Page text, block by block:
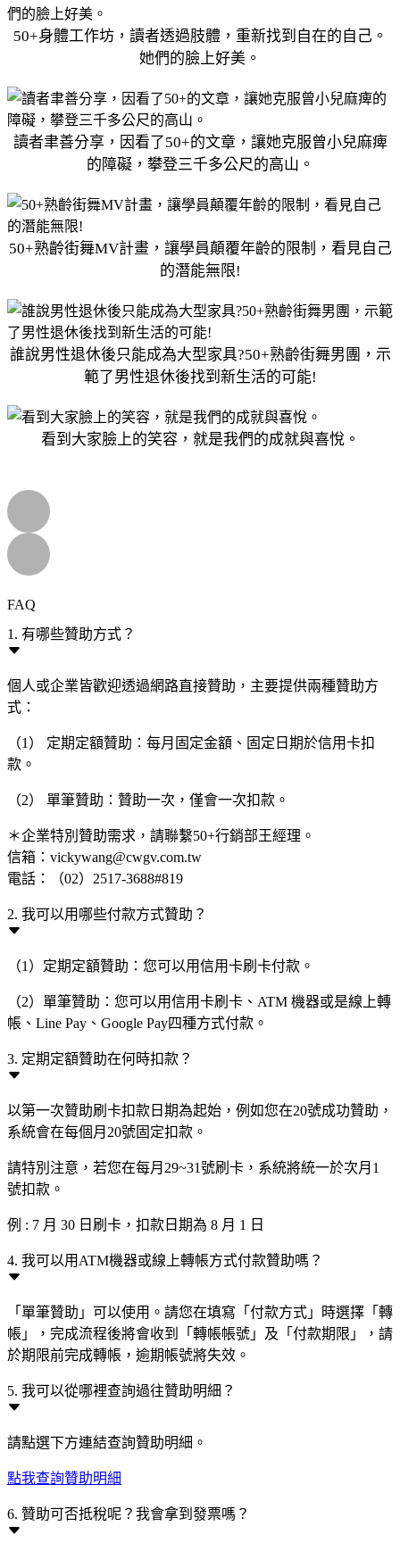
50+身體工作坊，讀者透過肢體，重新找到自在的自己。
她們的臉上好美。
讀者聿善分享，因看了50+的文章，讓她克服曾小兒麻痺
的障礙，攀登三千多公尺的高山。
50+熟齡街舞MV計畫，讓學員顛覆年齡的限制，看見自己
的潛能無限!
誰說男性退休後只能成為大型家具?50+熟齡街舞男團，示
範了男性退休後找到新生活的可能!
看到大家臉上的笑容，就是我們的成就與喜悅。
FAQ
1. 有哪些贊助方式？
個人或企業皆歡迎透過網路直接贊助，主要提供兩種贊助方
式：
（1） 定期定額贊助：每月固定金額、固定日期於信用卡扣
款。
（2） 單筆贊助：贊助一次，僅會一次扣款。
＊企業特別贊助需求，請聯繫50+行銷部王經理。
信箱：vickywang@cwgv.com.tw
電話：（02）2517-3688#819
2. 我可以用哪些付款方式贊助？
（1）定期定額贊助：您可以用信用卡刷卡付款。
（2）單筆贊助：您可以用信用卡刷卡、ATM 機器或是線上轉
帳、Line Pay、Google Pay四種方式付款。
3. 定期定額贊助在何時扣款？
以第一次贊助刷卡扣款日期為起始，例如您在20號成功贊助，
系統會在每個月20號固定扣款。
請特別注意，若您在每月29~31號刷卡，系統將統一於次月1
號扣款。
例 : 7 月 30 日刷卡，扣款日期為 8 月 1 日
4. 我可以用ATM機器或線上轉帳方式付款贊助嗎？
「單筆贊助」可以使用。請您在填寫「付款方式」時選擇「轉
帳」，完成流程後將會收到「轉帳帳號」及「付款期限」，請
於期限前完成轉帳，逾期帳號將失效。
5. 我可以從哪裡查詢過往贊助明細？
請點選下方連結查詢贊助明細。
點我查詢贊助明細
6. 贊助可否抵稅呢？我會拿到發票嗎？